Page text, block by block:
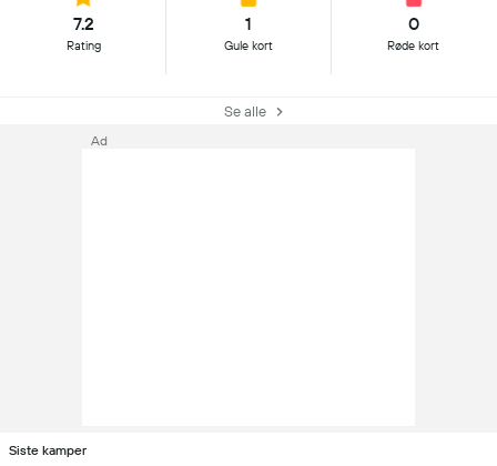
7.2
Rating
1
Gule kort
0
Røde kort
Se alle
Ad
Siste kamper